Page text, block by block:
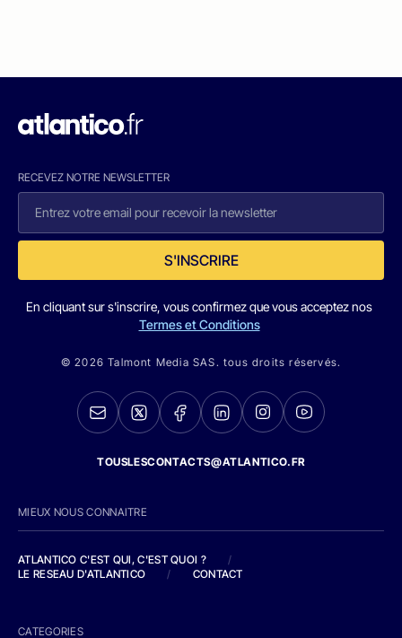
RECEVEZ NOTRE NEWSLETTER
S'INSCRIRE
En cliquant sur s'inscrire, vous confirmez que vous acceptez nos
Termes et Conditions
© 2026 Talmont Media SAS. tous droits réservés.
TOUSLESCONTACTS@ATLANTICO.FR
MIEUX NOUS CONNAITRE
ATLANTICO C'EST QUI, C'EST QUOI ?
/
LE RESEAU D'ATLANTICO
/ CONTACT
CATEGORIES